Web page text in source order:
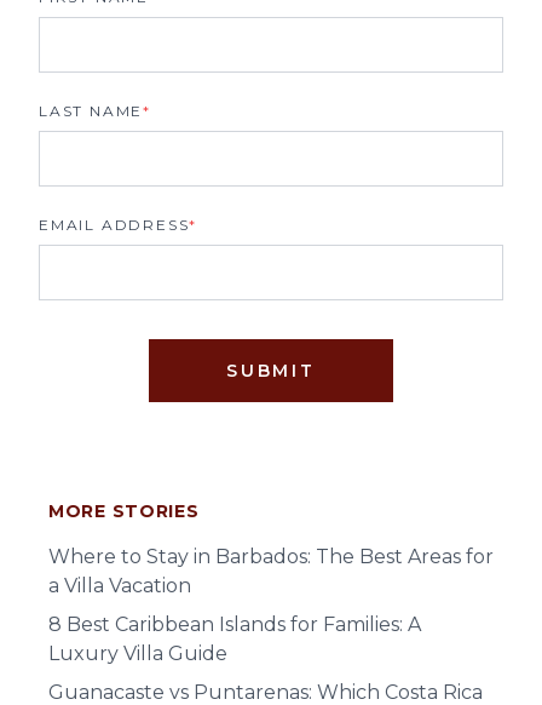
LAST NAME*
EMAIL ADDRESS*
SUBMIT
MORE STORIES
Where to Stay in Barbados: The Best Areas for
a Villa Vacation
8 Best Caribbean Islands for Families: A
Luxury Villa Guide
Guanacaste vs Puntarenas: Which Costa Rica